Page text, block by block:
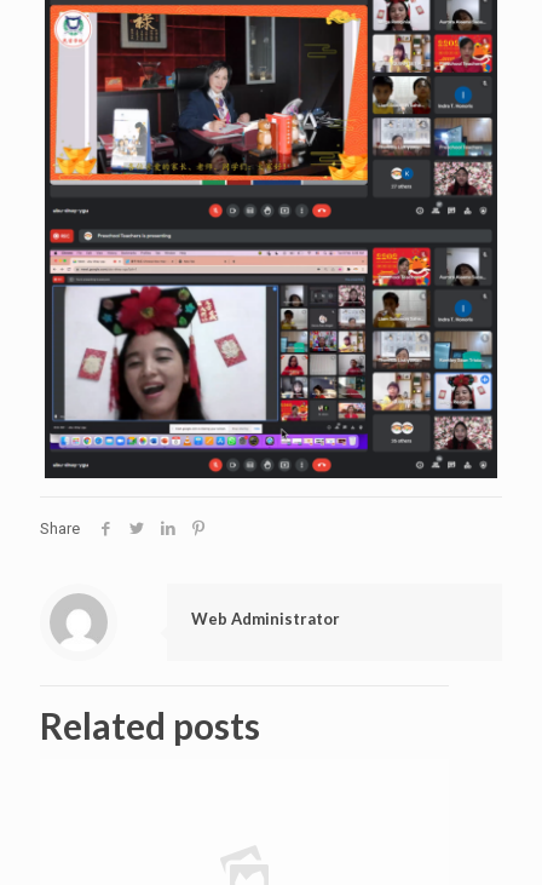
Share
Web Administrator
Related posts